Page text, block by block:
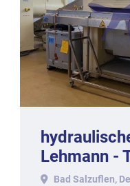
Lehmann -
mmBad Salzuflen,